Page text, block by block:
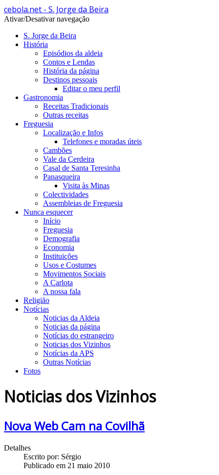
cebola.net - S. Jorge da Beira
Ativar/Desativar navegação
S. Jorge da Beira
História
Episódios da aldeia
Contos e Lendas
História da página
Destinos pessoais
Editar o meu perfil
Gastronomia
Receitas Tradicionais
Outras receitas
Freguesia
Localização e Infos
Telefones e moradas úteis
Cambões
Vale da Cerdeira
Casal de Santa Teresinha
Panasqueira
Visita às Minas
Colectividades
Assembleias de Freguesia
Nunca esquecer
Início
Freguesia
Demografia
Economia
Instituições
Usos e Costumes
Movimentos Sociais
A Carlota
A nossa fala
Religião
Notícias
Noticias da Aldeia
Noticias da página
Notícias do estrangeiro
Noticias dos Vizinhos
Notícias da APS
Outras Notícias
Fotos
Noticias dos Vizinhos
Nova Web Cam na Covilhã
Detalhes
Escrito por: Sérgio
Publicado em 21 maio 2010